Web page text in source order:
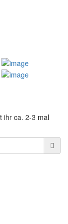
ihr ca. 2-3 mal